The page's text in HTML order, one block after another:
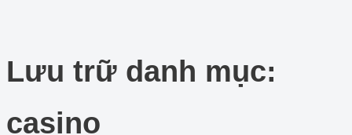
Lưu trữ danh mục:
casino